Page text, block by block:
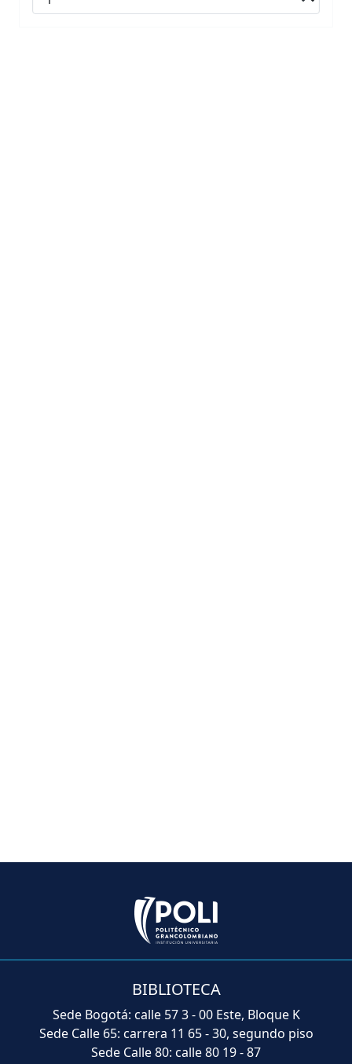
BIBLIOTECA
Sede Bogotá: calle 57 3 - 00 Este, Bloque K
Sede Calle 65: carrera 11 65 - 30, segundo piso
Sede Calle 80: calle 80 19 - 87